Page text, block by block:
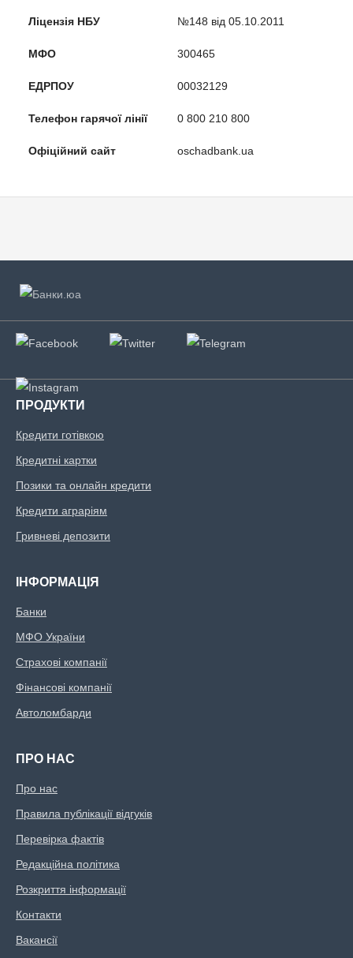
Ліцензія НБУ №148 від 05.10.2011
МФО 300465
ЕДРПОУ 00032129
Телефон гарячої лінії 0 800 210 800
Офіційний сайт oschadbank.ua
ПРОДУКТИ
Кредити готівкою
Кредитні картки
Позики та онлайн кредити
Кредити аграріям
Гривневі депозити
ІНФОРМАЦІЯ
Банки
МФО України
Страхові компанії
Фінансові компанії
Автоломбарди
ПРО НАС
Про нас
Правила публікації відгуків
Перевірка фактів
Редакційна політика
Розкриття інформації
Контакти
Вакансії